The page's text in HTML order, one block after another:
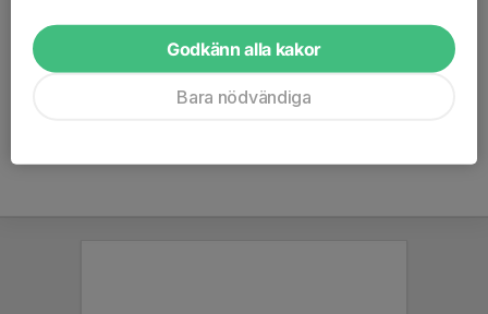
Position
Ålder
13 år
Godkänn alla kakor
Bara nödvändiga